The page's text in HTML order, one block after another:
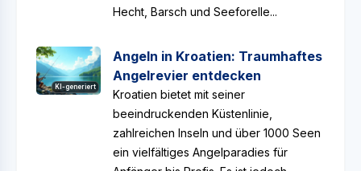
Hecht, Barsch und Seeforelle...
KI-generiert
Angeln in Kroatien: Traumhaftes
Angelrevier entdecken
Kroatien bietet mit seiner
beeindruckenden Küstenlinie,
zahlreichen Inseln und über 1000 Seen
ein vielfältiges Angelparadies für